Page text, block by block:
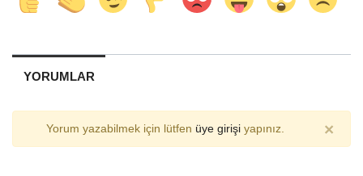
YORUMLAR
Yorum yazabilmek için lütfen üye girişiyapınız. ×